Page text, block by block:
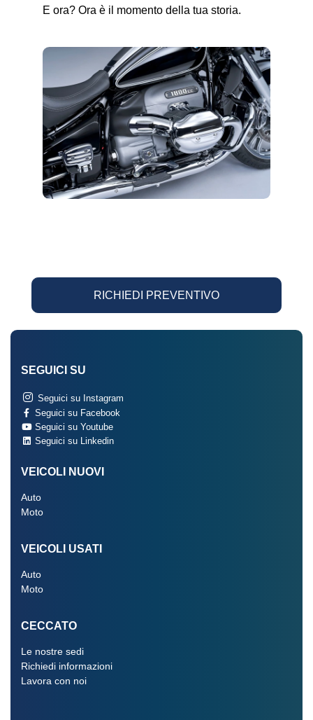
E ora? Ora è il momento della tua storia.
RICHIEDI PREVENTIVO
SEGUICI SU
Seguici su Instagram
Seguici su Facebook
Seguici su Youtube
Seguici su Linkedin
VEICOLI NUOVI
Auto
Moto
VEICOLI USATI
Auto
Moto
CECCATO
Le nostre sedi
Richiedi informazioni
Lavora con noi